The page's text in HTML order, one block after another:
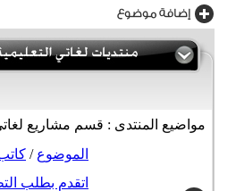
مواضيع المنتدى : قسم مشاريع
الموضوع /
اتقدم بطلب